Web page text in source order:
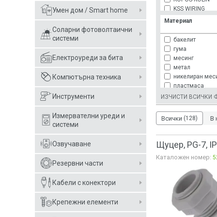
Умен дом / Smart home
Соларни фотоволтаични
системи
Електроуреди за бита
Компютърна техника
Инструменти
Измервателни уреди и
системи
Озвучаване
Резервни части
Кабели с конектори
Крепежни елементи
KSS WIRING
OBO
RAYCHEM RPG
SCHNEIDER
Материал
бакелит
гума
месинг
метал
никелиран
пластмаса
полиамид
ИЗЧИСТИ ВСИЧКИ
Всички (128) В
Щуцер, PG-7,
Каталожен номер: